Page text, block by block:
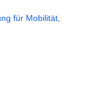
für Mobilität,